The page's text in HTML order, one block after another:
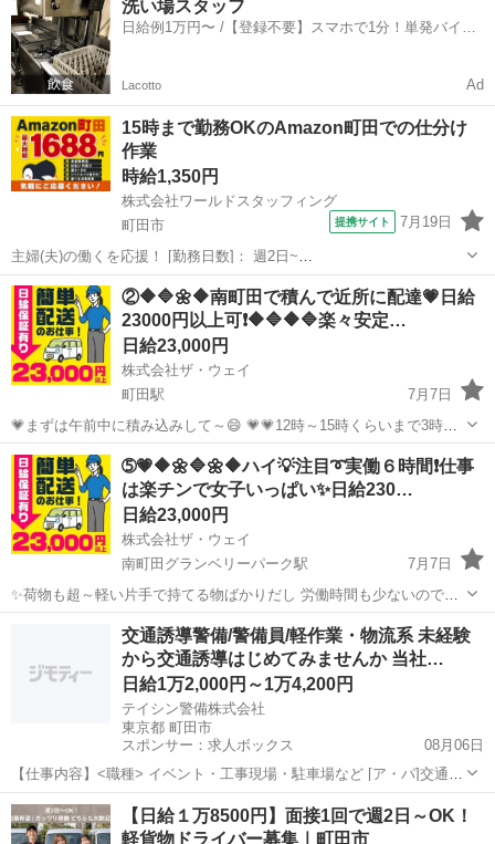
こんな感じですよ😄 午前中に３時間配送・・・ ゆっくりお...
ギグワーク
洗い場スタッフ
日給例1万円〜 /【登録不要】スマホで1分！単発バイト
Lacotto Ad
15時まで勤務OKのAmazon町田での仕分け
作業
時給1,350円
株式会社ワールドスタッフィング
町田市
提携サイト 7月19日
主婦(夫)の働くを応援！ [勤務日数]： 週2日~
08:00~15:00/08:00~18:00/22:00~07:00/22:00~08:00 月/火/水/木/金/土/
日 などから選べます [勤務地・最寄駅]： 東京...
東京 町田市 配送
②🔶🔷🌼🔶南町田で積んで近所に配達💗日給
23000円以上可❗️🔶🔷🔶🔷楽々安定…
日給23,000円
株式会社ザ・ウェイ
町田駅
7月7日
💗まずは午前中に積み込みして～😄 💗💗12時～15時くらいまで3時間
休憩～🎵 💗💗💗15時から19時くらいまで配送して業務終了～😄 こ～
んな楽チンな仕事なので女子率が高～い弊社😄 💛💛💛女子でも楽...
東京 町田市 町田駅 配送 ギグワーク
➄💗🔶🌼🔷🌼🔶ハイ💡注目➰実働６時間❗️仕事
は楽チンで女子いっぱい✨日給230…
日給23,000円
株式会社ザ・ウェイ
南町田グランベリーパーク駅
7月7日
✨荷物も超～軽い片手で持てる物ばかりだし 労働時間も少ないので女
子も沢山働いてます💗 ⭐️よくある大手宅配業者の様に1個配送する事に
いくら・・・といった完全歩合制の個配送ではありません。 ⭐️1日の配
南町田グランベリーパーク駅 配送
交通誘導警備/警備員/軽作業・物流系 未経験
から交通誘導はじめてみませんか 当社…
日給1万2,000円～1万4,200円
テイシン警備株式会社
東京都 町田市
スポンサー：求人ボックス
08月06日
【仕事内容】<職種> イベント・工事現場・駐車場など [ア・パ]交通誘
導警備、警備員、軽作業・物流その他 <雇用形態> アルバイト・パー
ト <給与> [ア・パ]日給12,000円～14,200円 交通費:一部支給 警備現場
までの交...
アルバイト・パート
【日給１万8500円】面接1回で週2日～OK！
軽貨物ドライバー募集｜町田市